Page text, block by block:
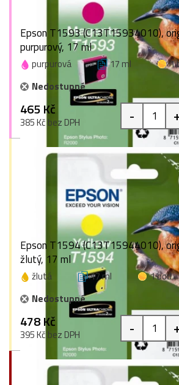
Epson T1593 (C13T15934010),
purpurový, 17 ml
purpurová 17 ml
1
Nedostupné
465 Kč
385 Kč bez DPH - +
Epson T1594 (C13T15944010),
žlutý, 17 ml
žlutá 17 ml
1 bod
Nedostupné
478 Kč
395 Kč bez DPH - +